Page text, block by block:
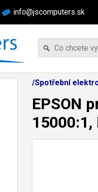
info@jscomputers.sk
/Spotřební
EPSON
15000:1,